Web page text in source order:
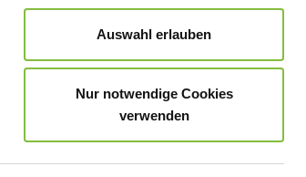
Auswahl erlauben
Nur notwendige Cookies
verwenden